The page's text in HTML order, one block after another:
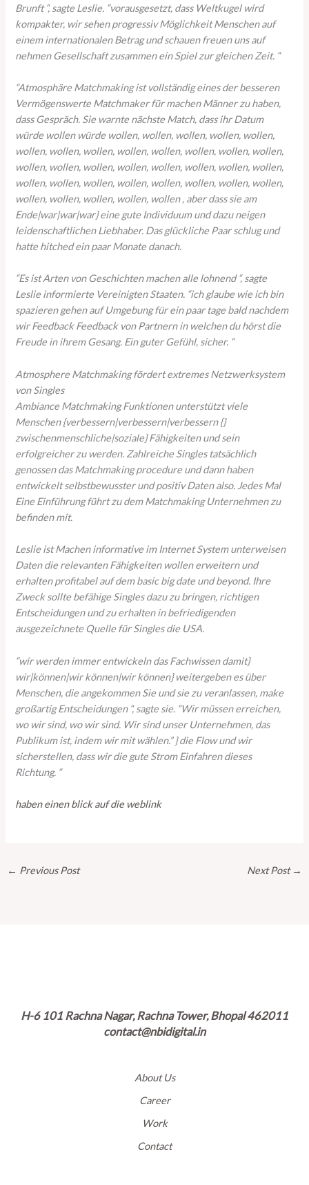
Brunft “, sagte Leslie. “vorausgesetzt, dass Weltkugel wird
kompakter, wir sehen progressiv Möglichkeit Menschen auf
einem internationalen Betrag und schauen freuen uns auf
nehmen Gesellschaft zusammen ein Spiel zur gleichen Zeit. “
“Atmosphäre Matchmaking ist vollständig eines der besseren
Vermögenswerte Matchmaker für machen Männer zu haben,
dass Gespräch. Sie warnte nächste Match, dass ihr Datum
würde wollen würde wollen, wollen, wollen, wollen, wollen,
wollen, wollen, wollen, wollen, wollen, wollen, wollen, wollen,
wollen, wollen, wollen, wollen, wollen, wollen, wollen, wollen,
wollen, wollen, wollen, wollen, wollen, wollen, wollen, wollen,
wollen, wollen, wollen, wollen, wollen , aber dass sie am
Ende|war|war|war} eine gute Individuum und dazu neigen
leidenschaftlichen Liebhaber. Das glückliche Paar schlug und
hatte hitched ein paar Monate danach.
“Es ist Arten von Geschichten machen alle lohnend “, sagte
Leslie informierte Vereinigten Staaten. “ich glaube wie ich bin
spazieren gehen auf Umgebung für ein paar tage bald nachdem
wir Feedback Feedback von Partnern in welchen du hörst die
Freude in ihrem Gesang. Ein guter Gefühl, sicher. “
Atmosphere Matchmaking fördert extremes Netzwerksystem
von Singles
Ambiance Matchmaking Funktionen unterstützt viele
Menschen {verbessern|verbessern|verbessern {}
zwischenmenschliche|soziale} Fähigkeiten und sein
erfolgreicher zu werden. Zahlreiche Singles tatsächlich
genossen das Matchmaking procedure und dann haben
entwickelt selbstbewusster und positiv Daten also. Jedes Mal
Eine Einführung führt zu dem Matchmaking Unternehmen zu
befinden mit.
Leslie ist Machen informative im Internet System unterweisen
Daten die relevanten Fähigkeiten wollen erweitern und
erhalten profitabel auf dem basic big date und beyond. Ihre
Zweck sollte befähige Singles dazu zu bringen, richtigen
Entscheidungen und zu erhalten in befriedigenden
ausgezeichnete Quelle für Singles die USA.
“wir werden immer entwickeln das Fachwissen damit}
wir|können|wir können|wir können} weitergeben es über
Menschen, die angekommen Sie und sie zu veranlassen, make
großartig Entscheidungen “, sagte sie. “Wir müssen erreichen,
wo wir sind, wo wir sind. Wir sind unser Unternehmen, das
Publikum ist, indem wir mit wählen.” } die Flow und wir
sicherstellen, dass wir die gute Strom Einfahren dieses
Richtung. “
haben einen blick auf die weblink
← Previous Post Next Post →
H-6 101 Rachna Nagar, Rachna Tower, Bhopal 462011
contact@nbidigital.in
About Us
Career
Work
Contact